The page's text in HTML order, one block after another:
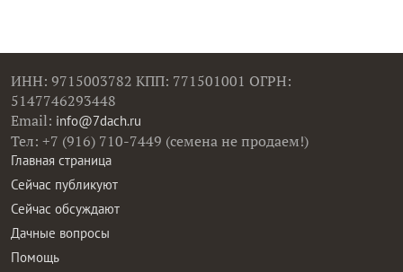
ИНН: 9715003782 КПП: 771501001 ОГРН:
5147746293448
Email: info@7dach.ru
Тел: +7 (916) 710-7449 (семена не продаем!)
Главная страница
Сейчас публикуют
Сейчас обсуждают
Дачные вопросы
Помощь